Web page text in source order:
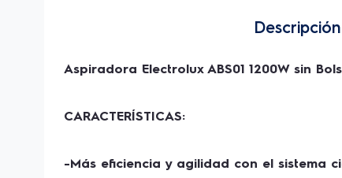
Aspiradora Electrolux ABS01 1200W sin
CARACTERÍSTICAS:
-Más eficiencia y agilidad con el sistema